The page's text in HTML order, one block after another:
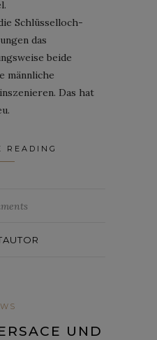
Schlüsselloch-
das
beide
männliche
Das hat
READING
UND